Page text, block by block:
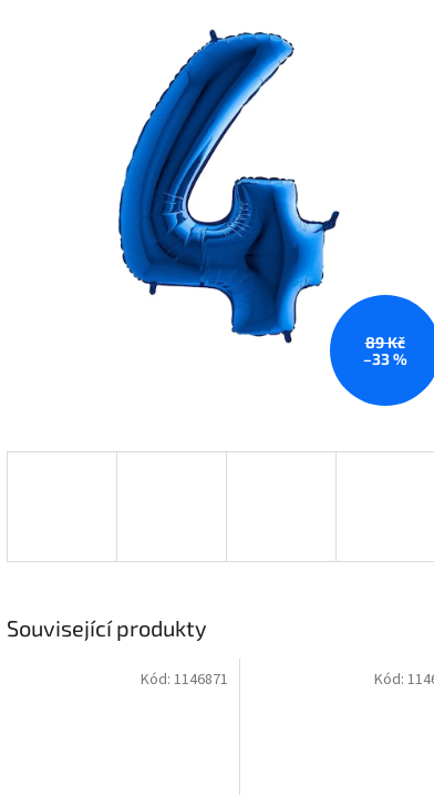
89 Kč
–33 %
Související produkty
Kód: 1146871 Kód: